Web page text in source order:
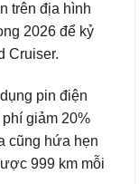
trên địa hình
2026 để kỷ
Cruiser.
pin điện
giảm 20%
cũng hứa hẹn
999 km mỗi